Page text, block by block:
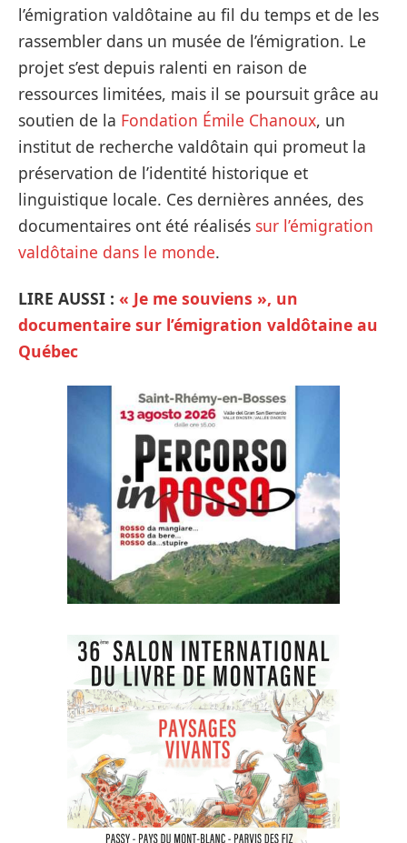
l’émigration valdôtaine au fil du temps et de les
rassembler dans un musée de l’émigration. Le
projet s’est depuis ralenti en raison de
ressources limitées, mais il se poursuit grâce au
soutien de la Fondation Émile Chanoux, un
institut de recherche valdôtain qui promeut la
préservation de l’identité historique et
linguistique locale. Ces dernières années, des
documentaires ont été réalisés sur l’émigration
valdôtaine dans le monde.
LIRE AUSSI : « Je me souviens », un
documentaire sur l’émigration valdôtaine au
Québec